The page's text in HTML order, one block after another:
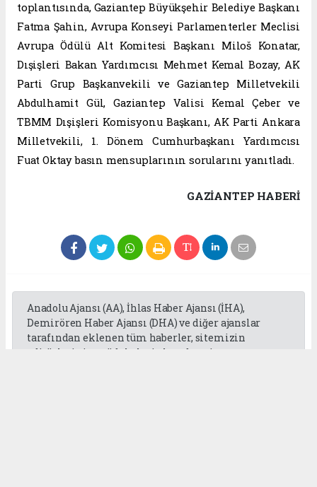
toplantısında, Gaziantep Büyükşehir Belediye Başkanı
Fatma Şahin, Avrupa Konseyi Parlamenterler Meclisi
Avrupa Ödülü Alt Komitesi Başkanı Miloš Konatar,
Dışişleri Bakan Yardımcısı Mehmet Kemal Bozay, AK
Parti Grup Başkanvekili ve Gaziantep Milletvekili
Abdulhamit Gül, Gaziantep Valisi Kemal Çeber ve
TBMM Dışişleri Komisyonu Başkanı, AK Parti Ankara
Milletvekili, 1. Dönem Cumhurbaşkanı Yardımcısı
Fuat Oktay basın mensuplarının sorularını yanıtladı.
GAZIANTEP HABERİ
Anadolu Ajansı (AA), İhlas Haber Ajansı (İHA),
Demirören Haber Ajansı (DHA) ve diğer ajanslar
tarafından eklenen tüm haberler, sitemizin
editörlerinin müdahalesi olmadan ajans